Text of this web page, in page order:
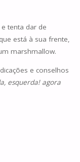
tenta dar de
está à sua frente,
marshmallow.
e conselhos
esquerda! agora